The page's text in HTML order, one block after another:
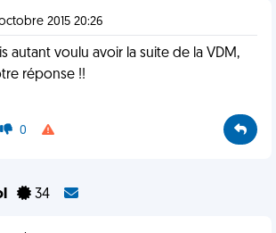
2015 20:26
autant voulu avoir la suite de la VDM,
réponse !!
0
34